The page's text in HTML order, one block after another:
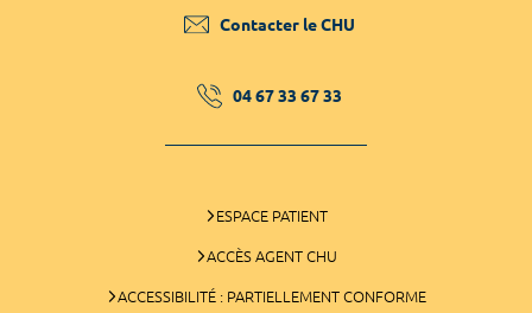
Contacter le CHU
04 67 33 67 33
ESPACE PATIENT
ACCÈS AGENT CHU
ACCESSIBILITÉ : PARTIELLEMENT CONFORME